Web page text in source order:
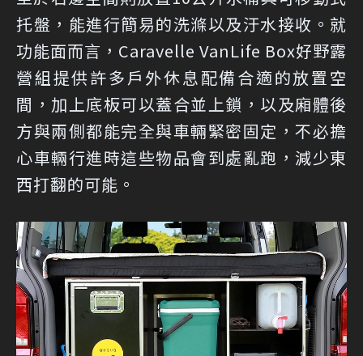
托盤，能進行簡易的洗滌以及汙水接收。就
功能面而言，Caravelle VanLife Box好野露
營組提供許多戶外休息配備合適的放置空
間，加上底板可以蓋合並上鎖，以及廂體後
方與兩側都能完全與車輛緊密固定，不必擔
心車輛行進時這些物品會到處亂跑，減少東
西打翻的可能。